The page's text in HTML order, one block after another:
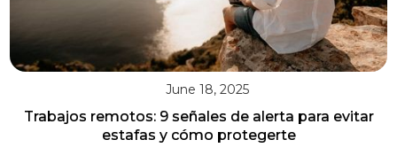
June 18, 2025
Trabajos remotos: 9 señales de alerta para evitar
estafas y cómo protegerte